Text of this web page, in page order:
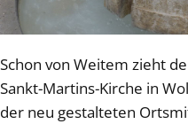
Schon von Weitem zieht
Sankt-Martins-Kirche in
der neu gestalteten